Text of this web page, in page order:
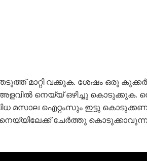
മാറ്റി വക്കുക. ശേഷം ഒരു
നെയ്യ് ഒഴിച്ചു കൊടുക്കുക.
മസാല ഐറ്റംസും ഇട്ടു
ചേർത്തു